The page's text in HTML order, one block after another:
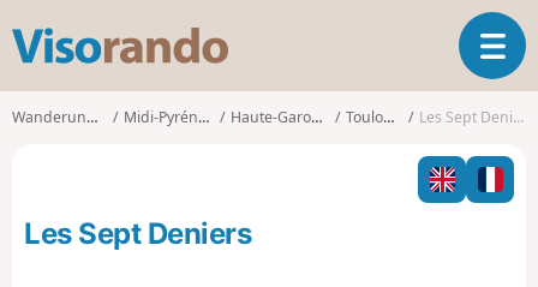
s
o
o
T
o
l
n
Wanderungen Midi-Pyrénées Haute-Garonne Toulouse Les Sept Deniers
Les Sept Deniers